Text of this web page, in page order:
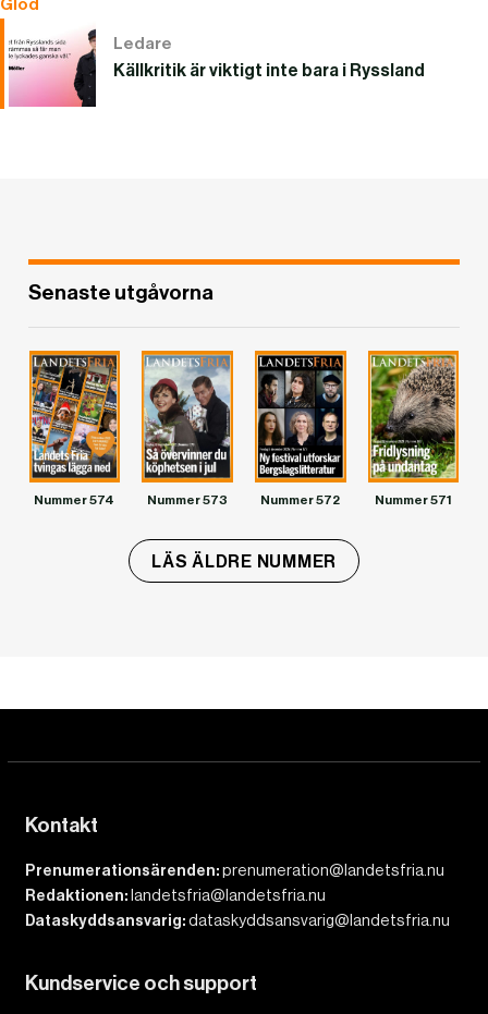
Glöd
Ledare
Källkritik är viktigt inte bara i Ryssland
Senaste utgåvorna
Nummer 574 Nummer 573 Nummer 572 Nummer 571
LÄS ÄLDRE NUMMER
Kontakt
Prenumerationsärenden:prenumeration@landetsfria.nu
Redaktionen: landetsfria@landetsfria.nu
Dataskyddsansvarig:dataskyddsansvarig@landetsfria.nu
Kundservice och support